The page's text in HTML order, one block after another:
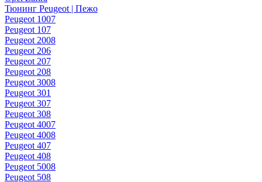
Тюнинг Peugeot | Пежо
Peugeot 1007
Peugeot 107
Peugeot 2008
Peugeot 206
Peugeot 207
Peugeot 208
Peugeot 3008
Peugeot 301
Peugeot 307
Peugeot 308
Peugeot 4007
Peugeot 4008
Peugeot 407
Peugeot 408
Peugeot 5008
Peugeot 508